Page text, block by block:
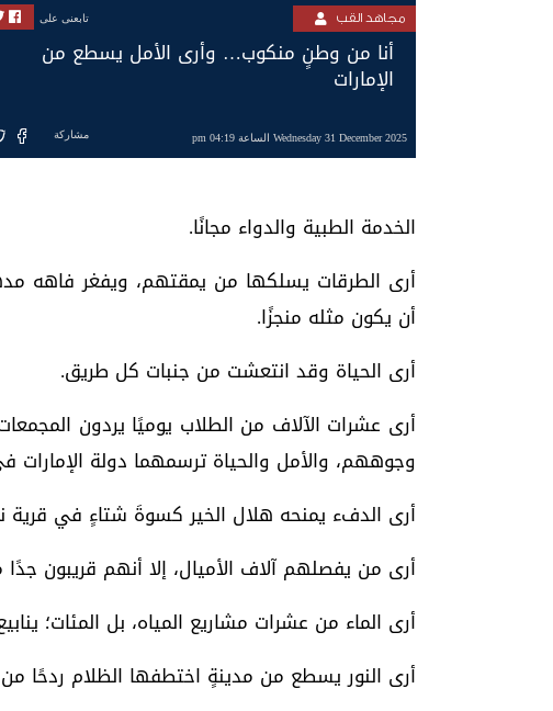
مجاهد القب تابعنى على
أنا من وطنٍ منكوب… وأرى الأمل يسطع من
الإمارات
Wednesday 31 December 2025 الساعة 04:19 pm مشاركة
الخدمة الطبية والدواء مجانًا.
أرى الطرقات يسلكها من يمقتهم، ويفغر فاهه
أن يكون مثله منجزًا.
أرى الحياة وقد انتعشت من جنبات كل طريق.
أرى عشرات الآلاف من الطلاب يوميًا يردون
وجوههم، والأمل والحياة ترسمهما دولة
أرى الدفء يمنحه هلال الخير كسوةَ شتاءٍ في قرية
أرى من يفصلهم آلاف الأميال، إلا أنهم قريبون
أرى الماء من عشرات مشاريع المياه، بل المئات؛
أرى النور يسطع من مدينةٍ اختطفها الظلام ردحًا من